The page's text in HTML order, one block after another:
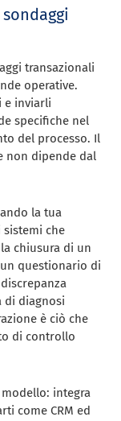
transazionali
operative.
e inviarli
specifiche nel
del processo. Il
non dipende dal
la tua
che
chiusura di un
questionario di
di diagnosi
è ciò che
di controllo
integra
come CRM ed